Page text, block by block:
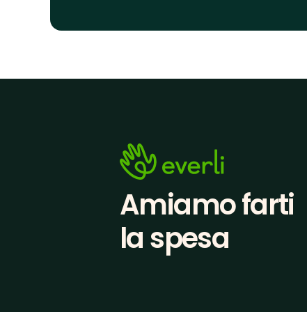
Amiamo farti
la spesa